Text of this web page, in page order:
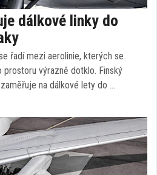
dálkové linky do
řadí mezi aerolinie, kterých se
prostoru výrazně dotklo. Finský
na dálkové lety do …